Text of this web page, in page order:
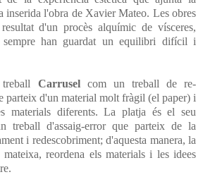
inserida l'obra de Xavier Mateo. Les obres
d'un procès alquímic de vísceres,
han guardat unequilibri difícil i
Carrusel com un treball de re-
parteix d'un material molt fràgil (el paper) i
materials diferents. La platja és el seu
treball d'assaig-error que parteix de la
i redescobriment; d'aquesta manera, la
reordena els materials i les idees